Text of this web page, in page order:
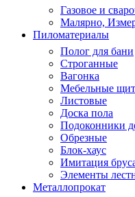
Газовое и
Малярно,
Пиломатериалы
Полог для бани
Строганные
Вагонка
Мебельные
Листовые
Доска пола
Подоконники
Обрезные
Блок-хаус
Имитация
Элементы
Металлопрокат